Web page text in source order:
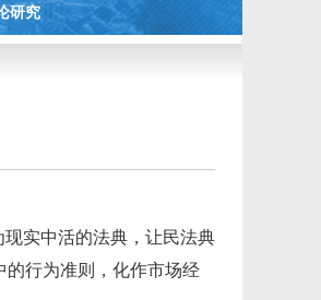
研究
实中活的法典，让民法典
的行为准则，化作市场经